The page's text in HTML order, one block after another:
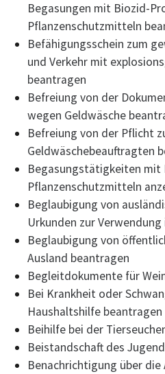
Begasungen mit Biozid-
Pflanzenschutzmitteln
Befähigungsschein zum
und Verkehr mit
beantragen
Befreiung von der
wegen Geldwäsche
Befreiung von der Pflicht
Geldwäschebeauftragten
Begasungstätigkeiten
Pflanzenschutzmitteln
Beglaubigung von
Urkunden zur
Beglaubigung von
Ausland beantragen
Begleitdokumente für
Bei Krankheit oder
Haushaltshilfe beantragen
Beihilfe bei der
Beistandschaft des
Benachrichtigung über